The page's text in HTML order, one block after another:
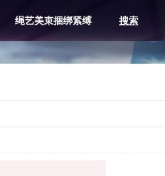
绳艺美束捆绑紧缚 搜索